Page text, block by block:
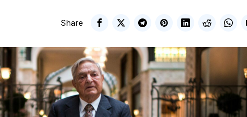
Share